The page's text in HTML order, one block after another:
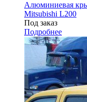
Алюминиевая
Mitsubishi L200
Под заказ
Подробнее